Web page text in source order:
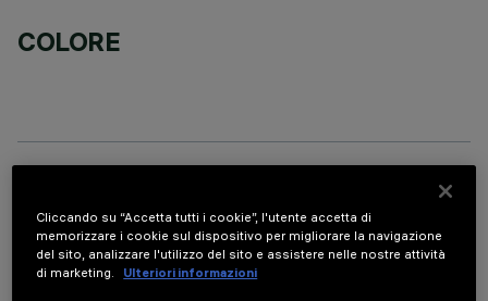
COLORE
Cliccando su “Accetta tutti i cookie”, l'utente accetta di
memorizzare i cookie sul dispositivo per migliorare la navigazione
del sito, analizzare l'utilizzo del sito e assistere nelle nostre attività
di marketing.
Ulteriori informazioni